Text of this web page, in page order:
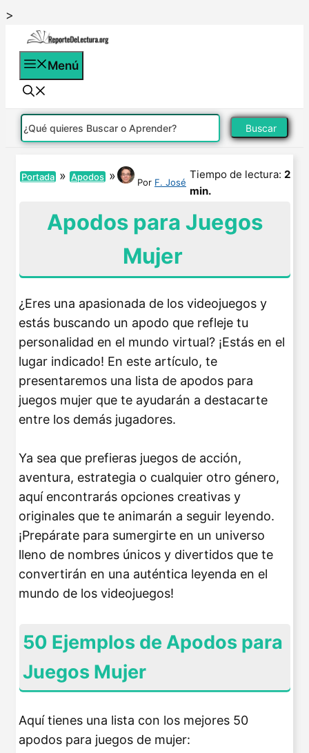
>
contenido
Menú
Buscar
Portada » Apodos » Por F. José
Tiempo de lectura: 2
min.
Apodos para Juegos
Mujer
¿Eres una apasionada de los videojuegos y
estás buscando un apodo que refleje tu
personalidad en el mundo virtual? ¡Estás en el
lugar indicado! En este artículo, te
presentaremos una lista de apodos para
juegos mujer que te ayudarán a destacarte
entre los demás jugadores.
Ya sea que prefieras juegos de acción,
aventura, estrategia o cualquier otro género,
aquí encontrarás opciones creativas y
originales que te animarán a seguir leyendo.
¡Prepárate para sumergirte en un universo
lleno de nombres únicos y divertidos que te
convertirán en una auténtica leyenda en el
mundo de los videojuegos!
50 Ejemplos de Apodos para
Juegos Mujer
Aquí tienes una lista con los mejores 50
apodos para juegos de mujer: